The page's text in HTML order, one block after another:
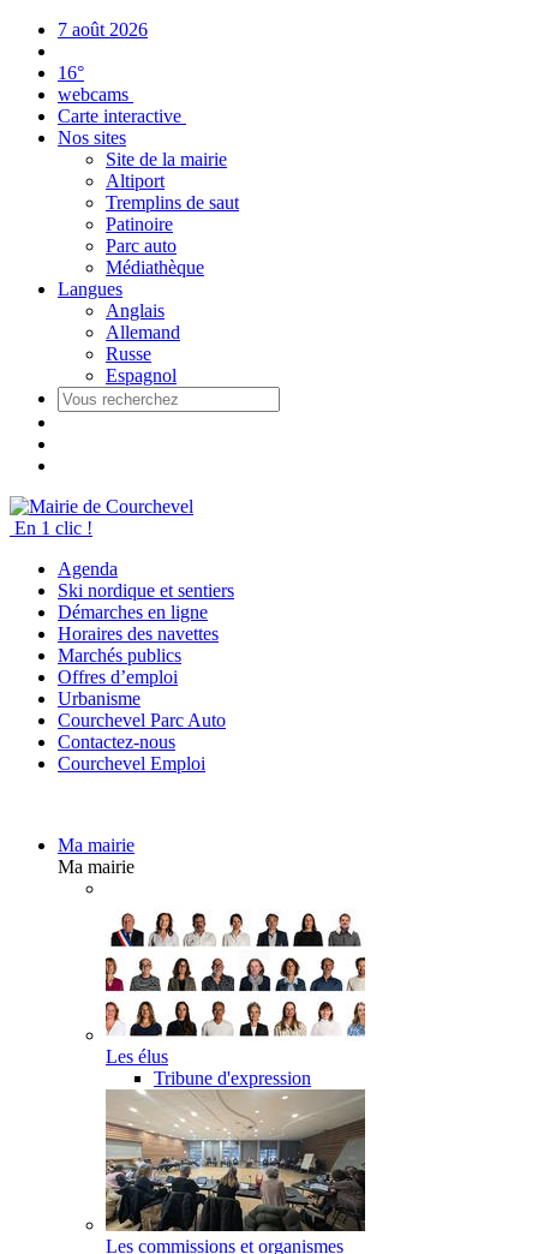
7 août 2026
16°
webcams
Carte interactive
Nos sites
Site de la mairie
Altiport
Tremplins de saut
Patinoire
Parc auto
Médiathèque
Langues
Anglais
Allemand
Russe
Espagnol
En 1 clic !
Agenda
Ski nordique et sentiers
Démarches en ligne
Horaires des navettes
Marchés publics
Offres d’emploi
Urbanisme
Courchevel Parc Auto
Contactez-nous
Courchevel Emploi
Ma mairie
Ma mairie
Les élus
Tribune d'expression
Les commissions et organismes